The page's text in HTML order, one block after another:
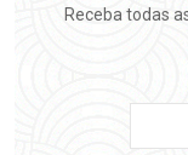
Receba todas